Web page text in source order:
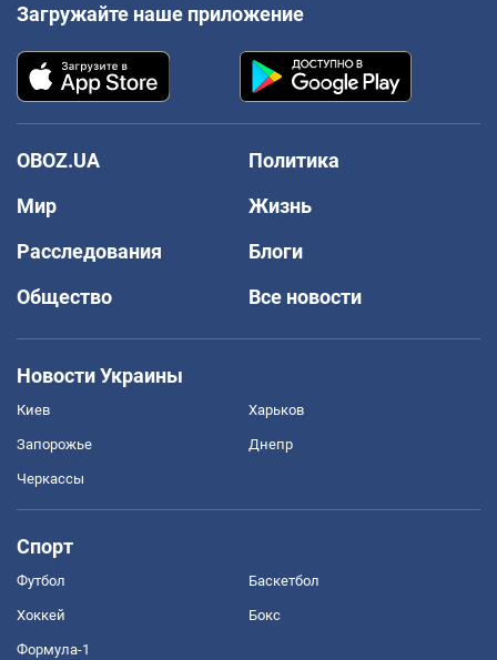
Загружайте наше приложение
OBOZ.UA
Политика
Мир
Жизнь
Расследования
Блоги
Общество
Все новости
Новости Украины
Киев Харьков
Запорожье Днепр
Черкассы
Спорт
Футбол Баскетбол
Хоккей Бокс
Формула-1